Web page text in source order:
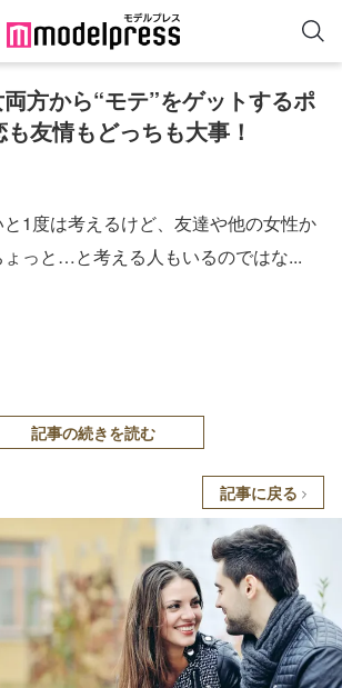
方から“モテ”をゲットするポ
友情もどっちも大事！
1度は考えるけど、友達や他の女性か
ょっと…と考える人もいるのではな...
記事の続きを読む
記事に戻る